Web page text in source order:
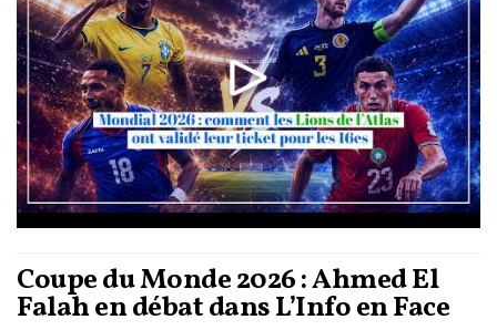
Coupe du Monde 2026 : Ahmed El
Falah en débat dans L’Info en Face